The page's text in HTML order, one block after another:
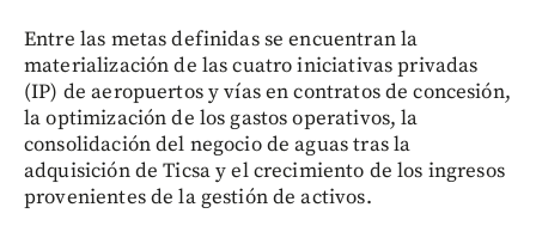
Entre las metas definidas se encuentran la
materialización de las cuatro iniciativas privadas
(IP) de aeropuertos y vías en contratos de concesión,
la optimización de los gastos operativos, la
consolidación del negocio de aguas tras la
adquisición de Ticsa y el crecimiento de los ingresos
provenientes de la gestión de activos.